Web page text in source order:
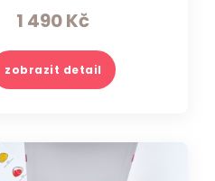
1 490Kč
zobrazit detail